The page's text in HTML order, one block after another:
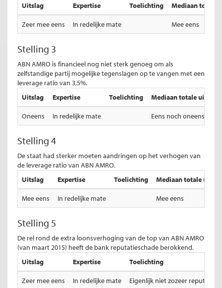
Uitslag
Expertise Toelichting Mediaan totale
Zeer mee eens In redelijke mate Mee eens
Stelling 3
ABN AMRO is financieel nog niet sterk genoeg om als
zelfstandige partij mogelijke tegenslagen op te vangen met een
leverage ratio van 3,5%.
Uitslag
Expertise Toelichting Mediaan totale uitslag
Oneens In redelijke mate Eens noch oneens
Stelling 4
De staat had sterker moeten aandringen op het verhogen van
de leverage ratio van ABN AMRO.
Uitslag
Expertise Toelichting Mediaan totale
Mee eens In redelijke mate Mee eens
Stelling 5
De rel rond de extra loonsverhoging van de top van ABN AMRO
(van maart 2015) heeft de bank reputatieschade berokkend.
Uitslag
Expertise Toelichting
Zeer mee eens In redelijke mate Eigenlijk niet zozeer